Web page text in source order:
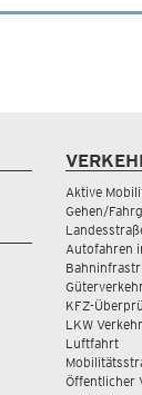
Aktive
Gehen/
Autofahren
KFZ-
LKW Verkehr
Luftfahrt
Öffentlicher